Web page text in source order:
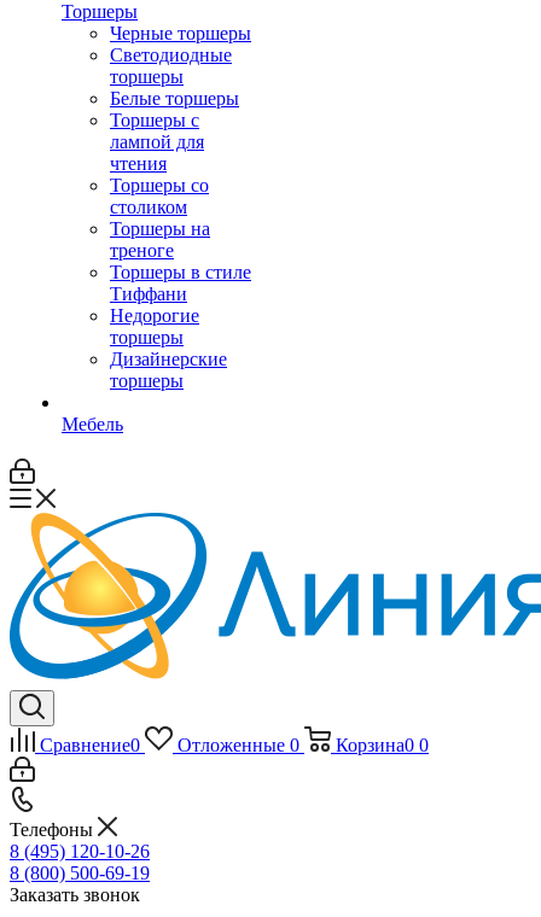
Торшеры
Черные торшеры
Светодиодные
торшеры
Белые торшеры
Торшеры с
лампой для
чтения
Торшеры со
столиком
Торшеры на
треноге
Торшеры в стиле
Тиффани
Недорогие
торшеры
Дизайнерские
торшеры
Мебель
Сравнение0 Отложенные 0 Корзина0 0
Телефоны
8 (495) 120-10-26
8 (800) 500-69-19
Заказать звонок